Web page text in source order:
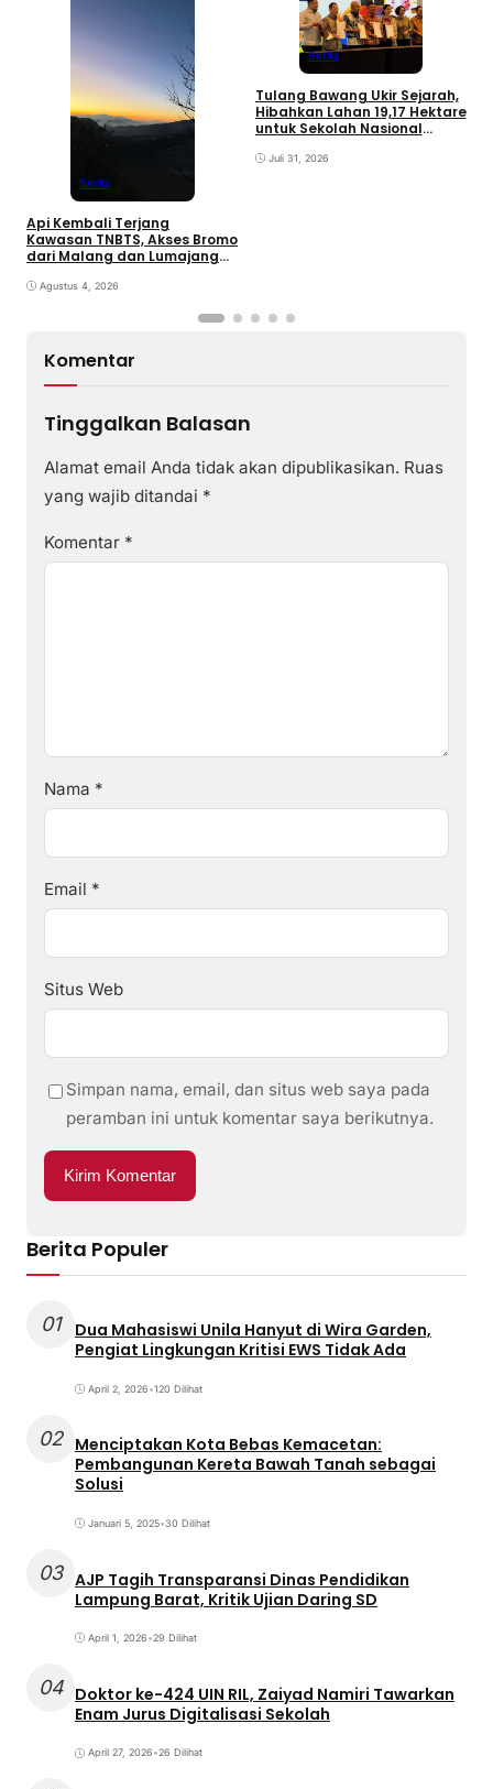
Berita
Api Kembali Terjang
Kawasan TNBTS, Akses Bromo
dari Malang dan Lumajang
Agustus 4, 2026
Berita
Tulang Bawang Ukir Sejarah,
Hibahkan Lahan 19,17 Hektare
untuk Sekolah Nasional
Juli 31, 2026
Komentar
Tinggalkan Balasan
Alamat email Anda tidak akan dipublikasikan. Ruas
yang wajib ditandai *
Komentar *
Nama *
Email *
Situs Web
Simpan nama, email, dan situs web saya pada
peramban ini untuk komentar saya berikutnya.
Berita Populer
01
Dua Mahasiswi Unila Hanyut di Wira Garden,
Pengiat Lingkungan Kritisi EWS Tidak Ada
April 2, 2026•120 Dilihat
02 Menciptakan Kota Bebas Kemacetan:
Pembangunan Kereta Bawah Tanah sebagai
Solusi
Januari 5, 2025•30 Dilihat
03 AJP Tagih Transparansi Dinas Pendidikan
Lampung Barat, Kritik Ujian Daring SD
April 1, 2026•29 Dilihat
04 Doktor ke-424 UIN RIL, Zaiyad Namiri Tawarkan
Enam Jurus Digitalisasi Sekolah
April 27, 2026•26 Dilihat